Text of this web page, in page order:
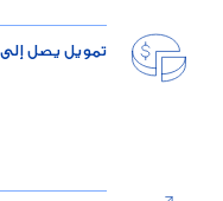
تمويل يصل إلى 50% من قيمة العقار